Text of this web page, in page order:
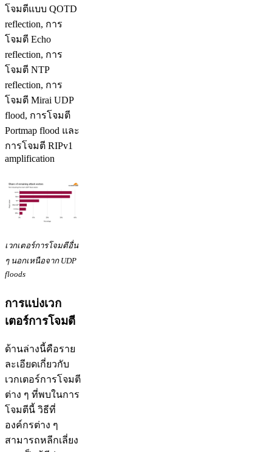
โจมตีแบบ QOTD
reflection, การ
โจมตี Echo
reflection, การ
โจมตี NTP
reflection, การ
โจมตี Mirai UDP
flood, การโจมตี
Portmap flood และ
การโจมตี RIPv1
amplification
เวกเตอร์การโจมตีอื่น
ๆ นอกเหนือจาก UDP
floods
การแบ่งเวก
เตอร์การโจมตี
ด้านล่างนี้คือราย
ละเอียดเกี่ยวกับ
เวกเตอร์การโจมตี
ต่าง ๆ ที่พบในการ
โจมตีนี้ วิธีที่
องค์กรต่าง ๆ
สามารถหลีกเลี่ยง